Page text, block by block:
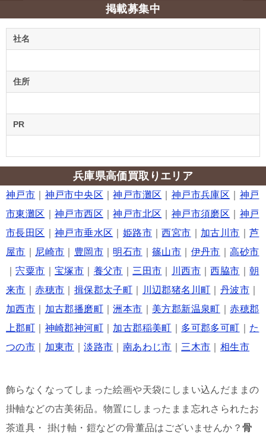
掲載募集中
社名
住所
PR
兵庫県高価買取りエリア
神戸市 神戸市中央区 ｜神戸市灘区 神戸市兵庫区
神戸
市東灘区
｜神戸市西区 ｜神戸市北区 神戸市須磨区
神戸
市長田区
｜神戸市垂水区 姫路市 西宮市 加古川市 ｜芦
屋市
尼崎市 豊岡市 明石市 ｜篠山市 伊丹市
高砂市
｜宍粟市 ｜宝塚市 養父市 ｜三田市 川西市 西脇市 ｜朝
来市 ｜赤穂市 揖保郡太子町 川辺郡猪名川町 丹波市
加西市
加古郡播磨町 ｜洲本市 美方郡新温泉町 ｜赤穂郡
上郡町
神崎郡神河町 加古郡稲美町 多可郡多可町
た
つの市
加東市 ｜淡路市 南あわじ市 ｜三木市 相生市
飾らなくなってしまった絵画や天袋にしまい込んだままの
掛軸などの古美術品。物置にしまったまま忘れさられたお
茶道具・ 掛け軸・鎧などの骨董品はございませんか？ 骨